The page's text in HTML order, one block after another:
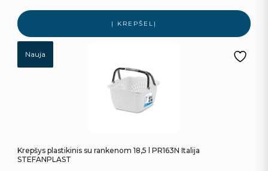
Į KREPŠELĮ
Nauja
Krepšys plastikinis su rankenom 18,5 l PR163N Italija
STEFANPLAST